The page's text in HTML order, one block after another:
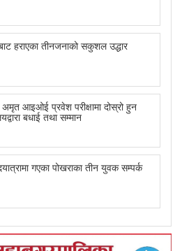
हराएका तीनजनाको सकुशल उद्धार
अमृत आइओई प्रवेश परीक्षामा दोस्रो हुन
बधाई तथा सम्मान
गएका पोखराका तीन युवक सम्पर्क